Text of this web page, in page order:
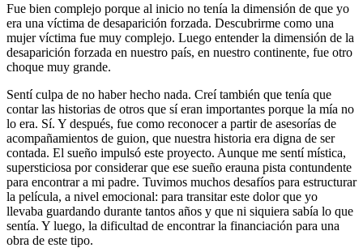
Fue bien complejo porque al inicio no tenía la dimensión de que yo
era una víctima de desaparición forzada. Descubrirme como una
mujer víctima fue muy complejo. Luego entender la dimensión de la
desaparición forzada en nuestro país, en nuestro continente, fue otro
choque muy grande.
Sentí culpa de no haber hecho nada. Creí también que tenía que
contar las historias de otros que sí eran importantes porque la mía no
lo era. Sí. Y después, fue como reconocer a partir de asesorías de
acompañamientos de guion, que nuestra historia era digna de ser
contada. El sueño impulsó este proyecto. Aunque me sentí mística,
supersticiosa por considerar que ese sueño erauna pista contundente
para encontrar a mi padre. Tuvimos muchos desafíos para estructurar
la película, a nivel emocional: para transitar este dolor que yo
llevaba guardando durante tantos años y que ni siquiera sabía lo que
sentía. Y luego, la dificultad de encontrar la financiación para una
obra de este tipo.